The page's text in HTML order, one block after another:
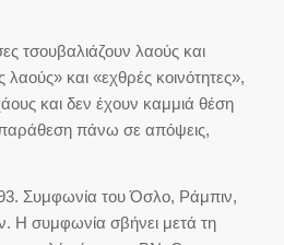
τσουβαλιάζουν λαούς και
λαούς» και «εχθρές κοινότητες»,
και δεν έχουν καμμιά θέση
πάνω σε απόψεις,
Συμφωνία του Όσλο, Ράμπιν,
Η συμφωνία σβήνει μετά τη